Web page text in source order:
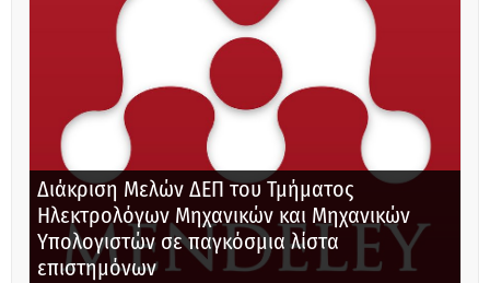
Διάκριση Μελών ΔΕΠ του Τμήματος
Ηλεκτρολόγων Μηχανικών και Μηχανικών
Υπολογιστών σε παγκόσμια λίστα
επιστημόνων